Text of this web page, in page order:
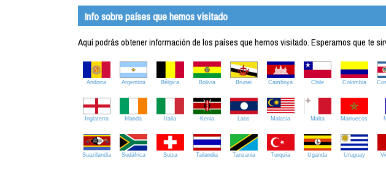
Info sobre países que hemos visitado
Aquí podrás obtener información de los países que hemos visitado. Esperamos que te
Andorra Argentina Bélgica Bolivia Brunei Camboya Chile Colombia
Inglaterra Irlanda Italia Kenia Laos Malasia Malta Marruecos
Suazilandia Sudáfrica Suiza Tailandia Tanzania Turquía Uganda Uruguay